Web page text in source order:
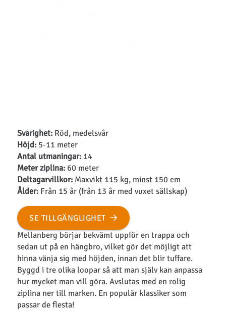
Svårighet:Röd, medelsvår
Höjd: 5-11 meter
Antal utmaningar:14
Meter ziplina:60 meter
Deltagarvillkor: Maxvikt 115 kg, minst 150 cm
Ålder:Från 15 år (från 13 år med vuxet sällskap)
SE TILLGÄNGLIGHET
Mellanberg börjar bekvämt uppför en trappa och
sedan ut på en hängbro, vilket gör det möjligt att
hinna vänja sig med höjden, innan det blir tuffare.
Byggd i tre olika loopar så att man själv kan anpassa
hur mycket man vill göra. Avslutas med en rolig
ziplina ner till marken. En populär klassiker som
passar de flesta!